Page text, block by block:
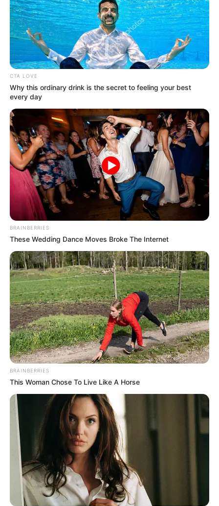
CTA LOVE
Why this ordinary drink is the secret to feeling your best
every day
BRAINBERRIES
These Wedding Dance Moves Broke The Internet
BRAINBERRIES
This Woman Chose To Live Like A Horse